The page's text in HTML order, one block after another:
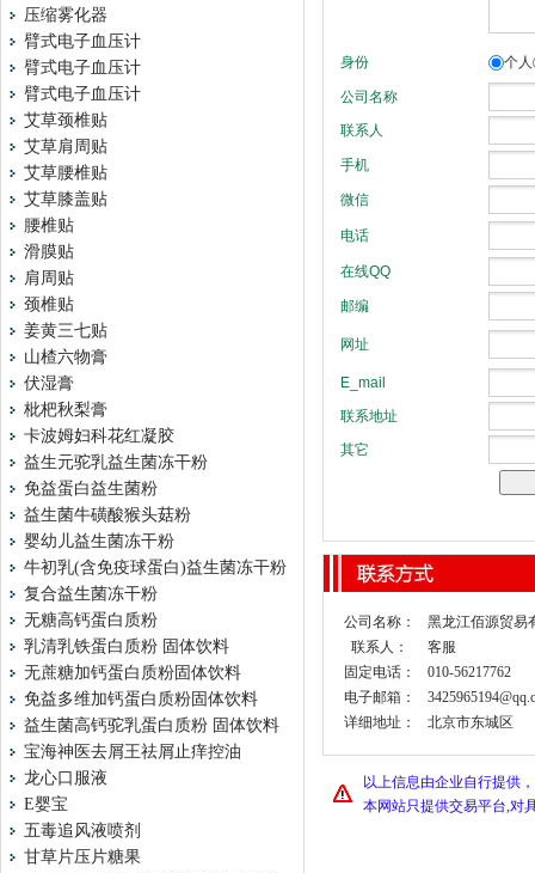
压缩雾化器
臂式电子血压计
臂式电子血压计
臂式电子血压计
艾草颈椎贴
艾草肩周贴
艾草腰椎贴
艾草膝盖贴
腰椎贴
滑膜贴
肩周贴
颈椎贴
姜黄三七贴
山楂六物膏
伏湿膏
枇杷秋梨膏
卡波姆妇科花红凝胶
益生元驼乳益生菌冻干粉
免益蛋白益生菌粉
益生菌牛磺酸猴头菇粉
婴幼儿益生菌冻干粉
牛初乳(含免疫球蛋白)益生菌冻干粉
复合益生菌冻干粉
无糖高钙蛋白质粉
乳清乳铁蛋白质粉 固体饮料
无蔗糖加钙蛋白质粉固体饮料
免益多维加钙蛋白质粉固体饮料
益生菌高钙驼乳蛋白质粉 固体饮料
宝海神医去屑王祛屑止痒控油
龙心口服液
E婴宝
五毒追风液喷剂
甘草片压片糖果
公司名称：
黑龙江佰源贸易
联系人：
客服
固定电话：
010-56217762
电子邮箱：
详细地址：
北京市东城区
以上信息由企业自行提供
本网站只提供交易平台,对